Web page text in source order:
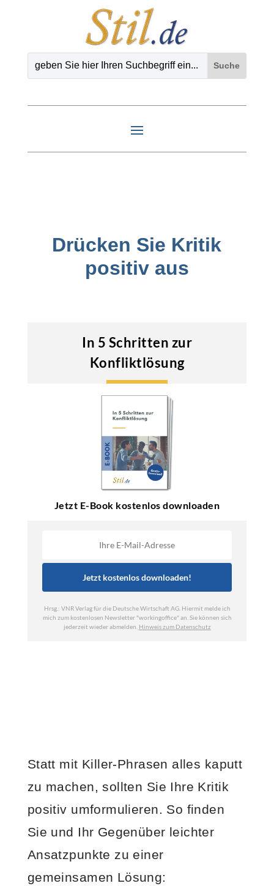
Drücken Sie Kritik
positiv aus
Statt mit Killer-Phrasen alles kaputt
zu machen, sollten Sie Ihre Kritik
positiv umformulieren. So finden
Sie und Ihr Gegenüber leichter
Ansatzpunkte zu einer
gemeinsamen Lösung: